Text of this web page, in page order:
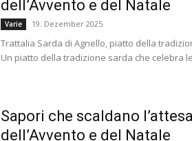
dell’Avvento e del Natale
Varie 19. Dezember 2025
Trattalia Sarda di Agnello, piatto della
Un piatto della tradizione sarda che celebra
Sapori che scaldano
dell’Avvento e del Natale